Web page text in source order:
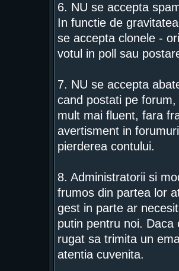
6. NU se accepta
In functie de
se accepta clonele -
votul in poll sau
7. NU se accepta
cand postati pe
mult mai fluent, fara
avertisment in
pierderea contului.
8. Administratorii si
frumos din partea lor
gest in parte ar
putin pentru noi.
rugat sa trimita un
atentia cuvenita.